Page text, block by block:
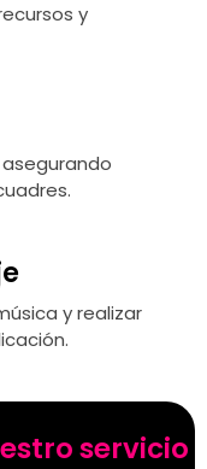
y
y realizar
servicio